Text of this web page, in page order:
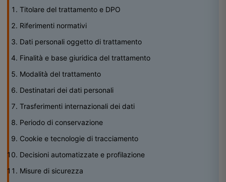
Titolare del trattamento e DPO
Riferimenti normativi
Dati personali oggetto di trattamento
Finalità e base giuridica del trattamento
Modalità del trattamento
Destinatari dei dati personali
Trasferimenti internazionali dei dati
Periodo di conservazione
Cookie e tecnologie di tracciamento
Decisioni automatizzate e profilazione
Misure di sicurezza